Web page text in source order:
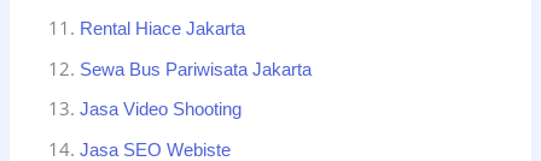
Rental Hiace Jakarta
Sewa Bus Pariwisata Jakarta
Jasa Video Shooting
Jasa SEO Webiste